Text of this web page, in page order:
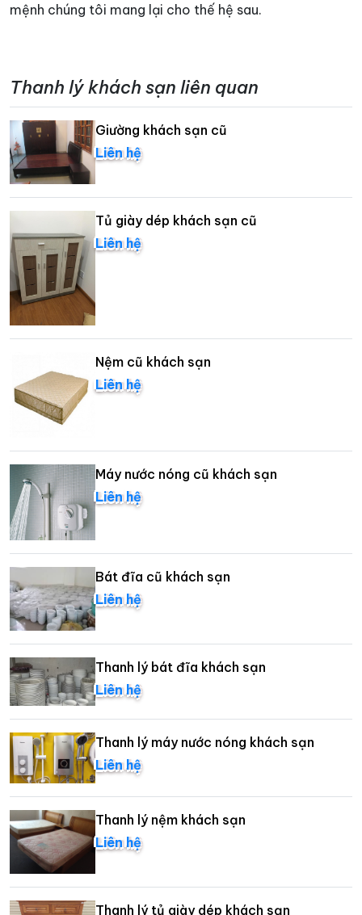
mệnh chúng tôi mang lại cho thế hệ sau.
Thanh lý khách sạn liên quan
Giường khách sạn cũ
Liên hệ
Tủ giày dép khách sạn cũ
Liên hệ
Nệm cũ khách sạn
Liên hệ
Máy nước nóng cũ khách sạn
Liên hệ
Bát đĩa cũ khách sạn
Liên hệ
Thanh lý bát đĩa khách sạn
Liên hệ
Thanh lý máy nước nóng khách sạn
Liên hệ
Thanh lý nệm khách sạn
Liên hệ
Thanh lý tủ giày dép khách sạn